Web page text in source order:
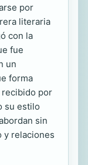
por
literaria
con la
fue
un
forma
por
su estilo
sin
y relaciones